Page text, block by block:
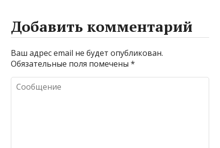
Добавить комментарий
Ваш адрес email не будет опубликован.
Обязательные поля помечены*